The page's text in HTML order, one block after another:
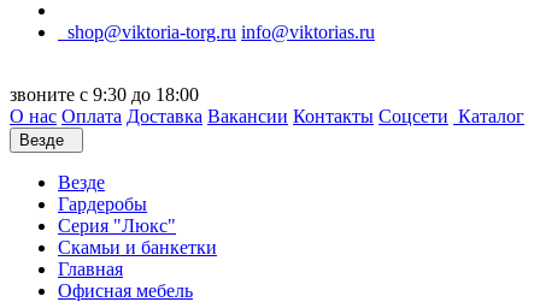
shop@viktoria-torg.ru info@viktorias.ru
звоните с 9:30 до 18:00
О нас Оплата Доставка Вакансии Контакты Соцсети Каталог
Везде
Везде
Гардеробы
Серия "Люкс"
Скамьи и банкетки
Главная
Офисная мебель